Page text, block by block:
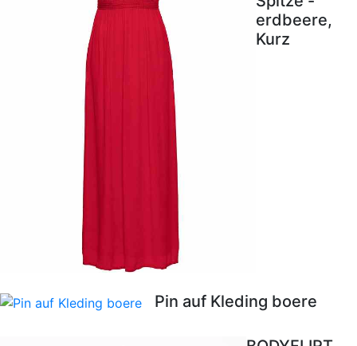
erdbeere,
Kurz
Pin auf Kleding boere